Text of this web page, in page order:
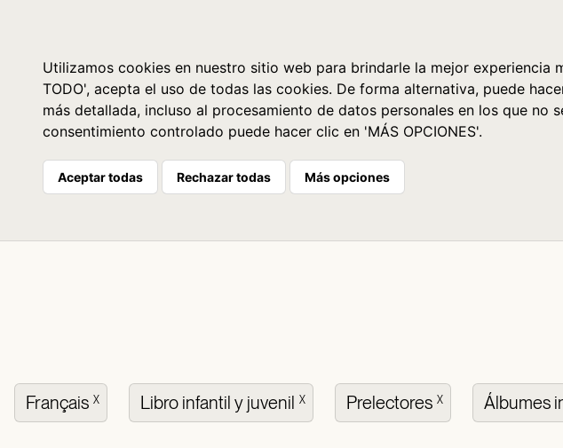
Utilizamos cookies en nuestro sitio web para brindarle la mejor experiencia
TODO', acepta el uso de todas las cookies. De forma alternativa, puede
más detallada, incluso al procesamiento de datos personales en los que
consentimiento controlado puede hacer clic en 'MÁS OPCIONES'.
Aceptar todas Rechazar todas Más opciones
Français X Libro infantil y juvenil X Prelectores X Álbumes